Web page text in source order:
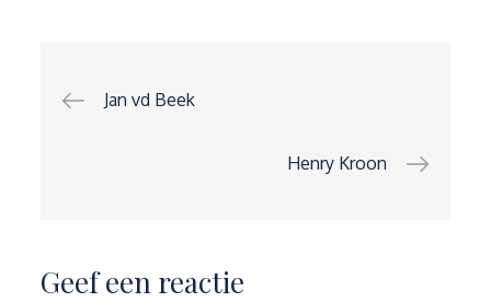
Bericht
Jan vd Beek
Henry Kroon
Geef een reactie